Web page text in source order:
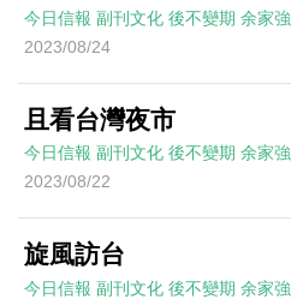
今日信報 副刊文化 後不變期 余家強
2023/08/24
且看台灣夜市
今日信報 副刊文化 後不變期 余家強
2023/08/22
旋風訪台
今日信報 副刊文化 後不變期 余家強